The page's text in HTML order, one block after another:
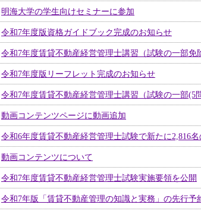
明海大学の学生向けセミナーに参加
令和7年度版資格ガイドブック完成のお知らせ
令和7年度賃貸不動産経営管理士講習（試験の一部免
令和7年度版リーフレット完成のお知らせ
令和7年度賃貸不動産経営管理士講習（試験の一部(5
動画コンテンツページに動画追加
令和6年度賃貸不動産経営管理士試験で新たに2,816
動画コンテンツについて
令和7年度賃貸不動産経営管理士試験実施要領を公開
令和7年版「賃貸不動産管理の知識と実務」の先行予